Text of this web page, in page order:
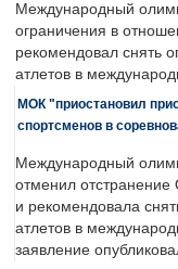
Международный
ограничения в
рекомендовал снять
атлетов в
МОК "приостановил
спортсменов в
Международный
отменил
и рекомендовала
атлетов в
заявление